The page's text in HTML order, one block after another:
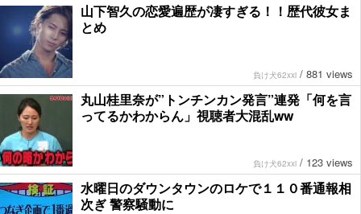
山下智久の恋愛遍歴が凄すぎる！！歴代彼女ま
とめ
負け犬62xxi / 881 views
丸山桂里奈が”トンチンカン発言”連発「何を言
ってるかわからん」視聴者大混乱ww
負け犬62xxi / 123 views
水曜日のダウンタウンのロケで１１０番通報相
次ぎ 警察騒動に